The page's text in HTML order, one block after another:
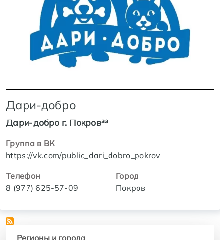
Дари-добро
Дари-добро г. Покров³³
Группа в ВК
https://vk.com/public_dari_dobro_pokrov
Телефон
8 (977) 625-57-09
Город
Покров
Регионы и города